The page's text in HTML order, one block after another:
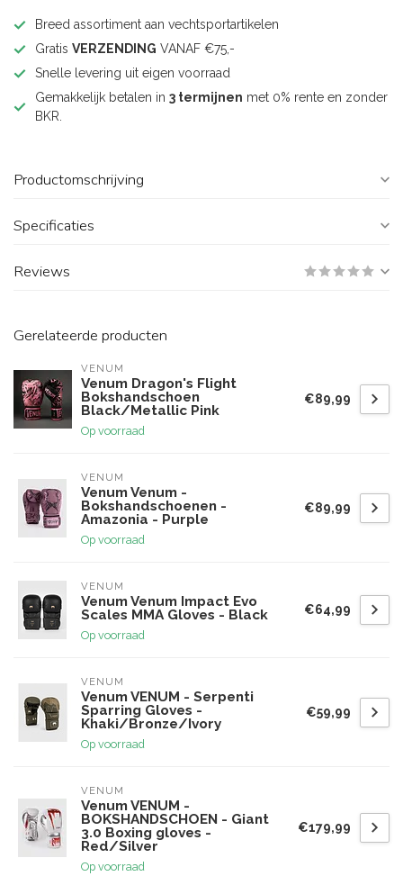
Breed assortiment aan vechtsportartikelen
Gratis VERZENDING VANAF €75,-
Snelle levering uit eigen voorraad
Gemakkelijk betalen in 3 termijnen met 0% rente en zonder
BKR.
Productomschrijving
Specificaties
Reviews
Gerelateerde producten
VENUM
Venum Dragon's Flight
Bokshandschoen
Black/Metallic Pink
Op voorraad
€89,99
VENUM
Venum Venum -
Bokshandschoenen -
Amazonia - Purple
Op voorraad
€89,99
VENUM
Venum Venum Impact Evo
Scales MMA Gloves - Black
Op voorraad
€64,99
VENUM
Venum VENUM - Serpenti
Sparring Gloves -
Khaki/Bronze/Ivory
Op voorraad
€59,99
VENUM
Venum VENUM -
BOKSHANDSCHOEN - Giant
3.0 Boxing gloves -
Red/Silver
Op voorraad
€179,99